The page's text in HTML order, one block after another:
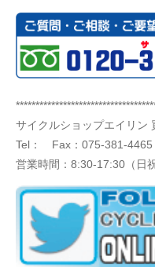
サイクルショップエイリン
Tel： Fax：075-381-4465
営業時間：8:30-17:30（日